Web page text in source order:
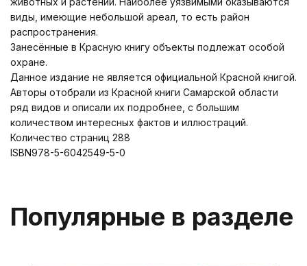
виды, имеющие небольшой ареал, то есть район
распространения.
Занесённые в Красную книгу объекты подлежат особой
охране.
Данное издание не является официальной Красной книгой.
Авторы отобрали из Красной книги Самарской области
ряд видов и описали их подробнее, с большим
количеством интересных фактов и иллюстраций.
Количество страниц 288
ISBN978-5-6042549-5-0
Популярные в разделе